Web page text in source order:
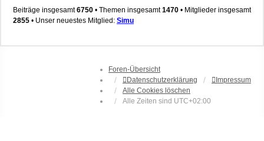
Beiträge insgesamt6750 • Themen insgesamt1470 • Mitglieder insgesamt
2855 • Unser neuestes Mitglied: Simu
Foren-Übersicht
Datenschutzerklärung
Impressum
Alle Cookies löschen
Alle Zeiten sind UTC+02:00